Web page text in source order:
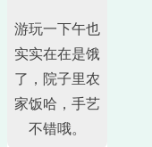
游玩一下午也
实实在在是饿
了，院子里农
家饭哈，手艺
不错哦。